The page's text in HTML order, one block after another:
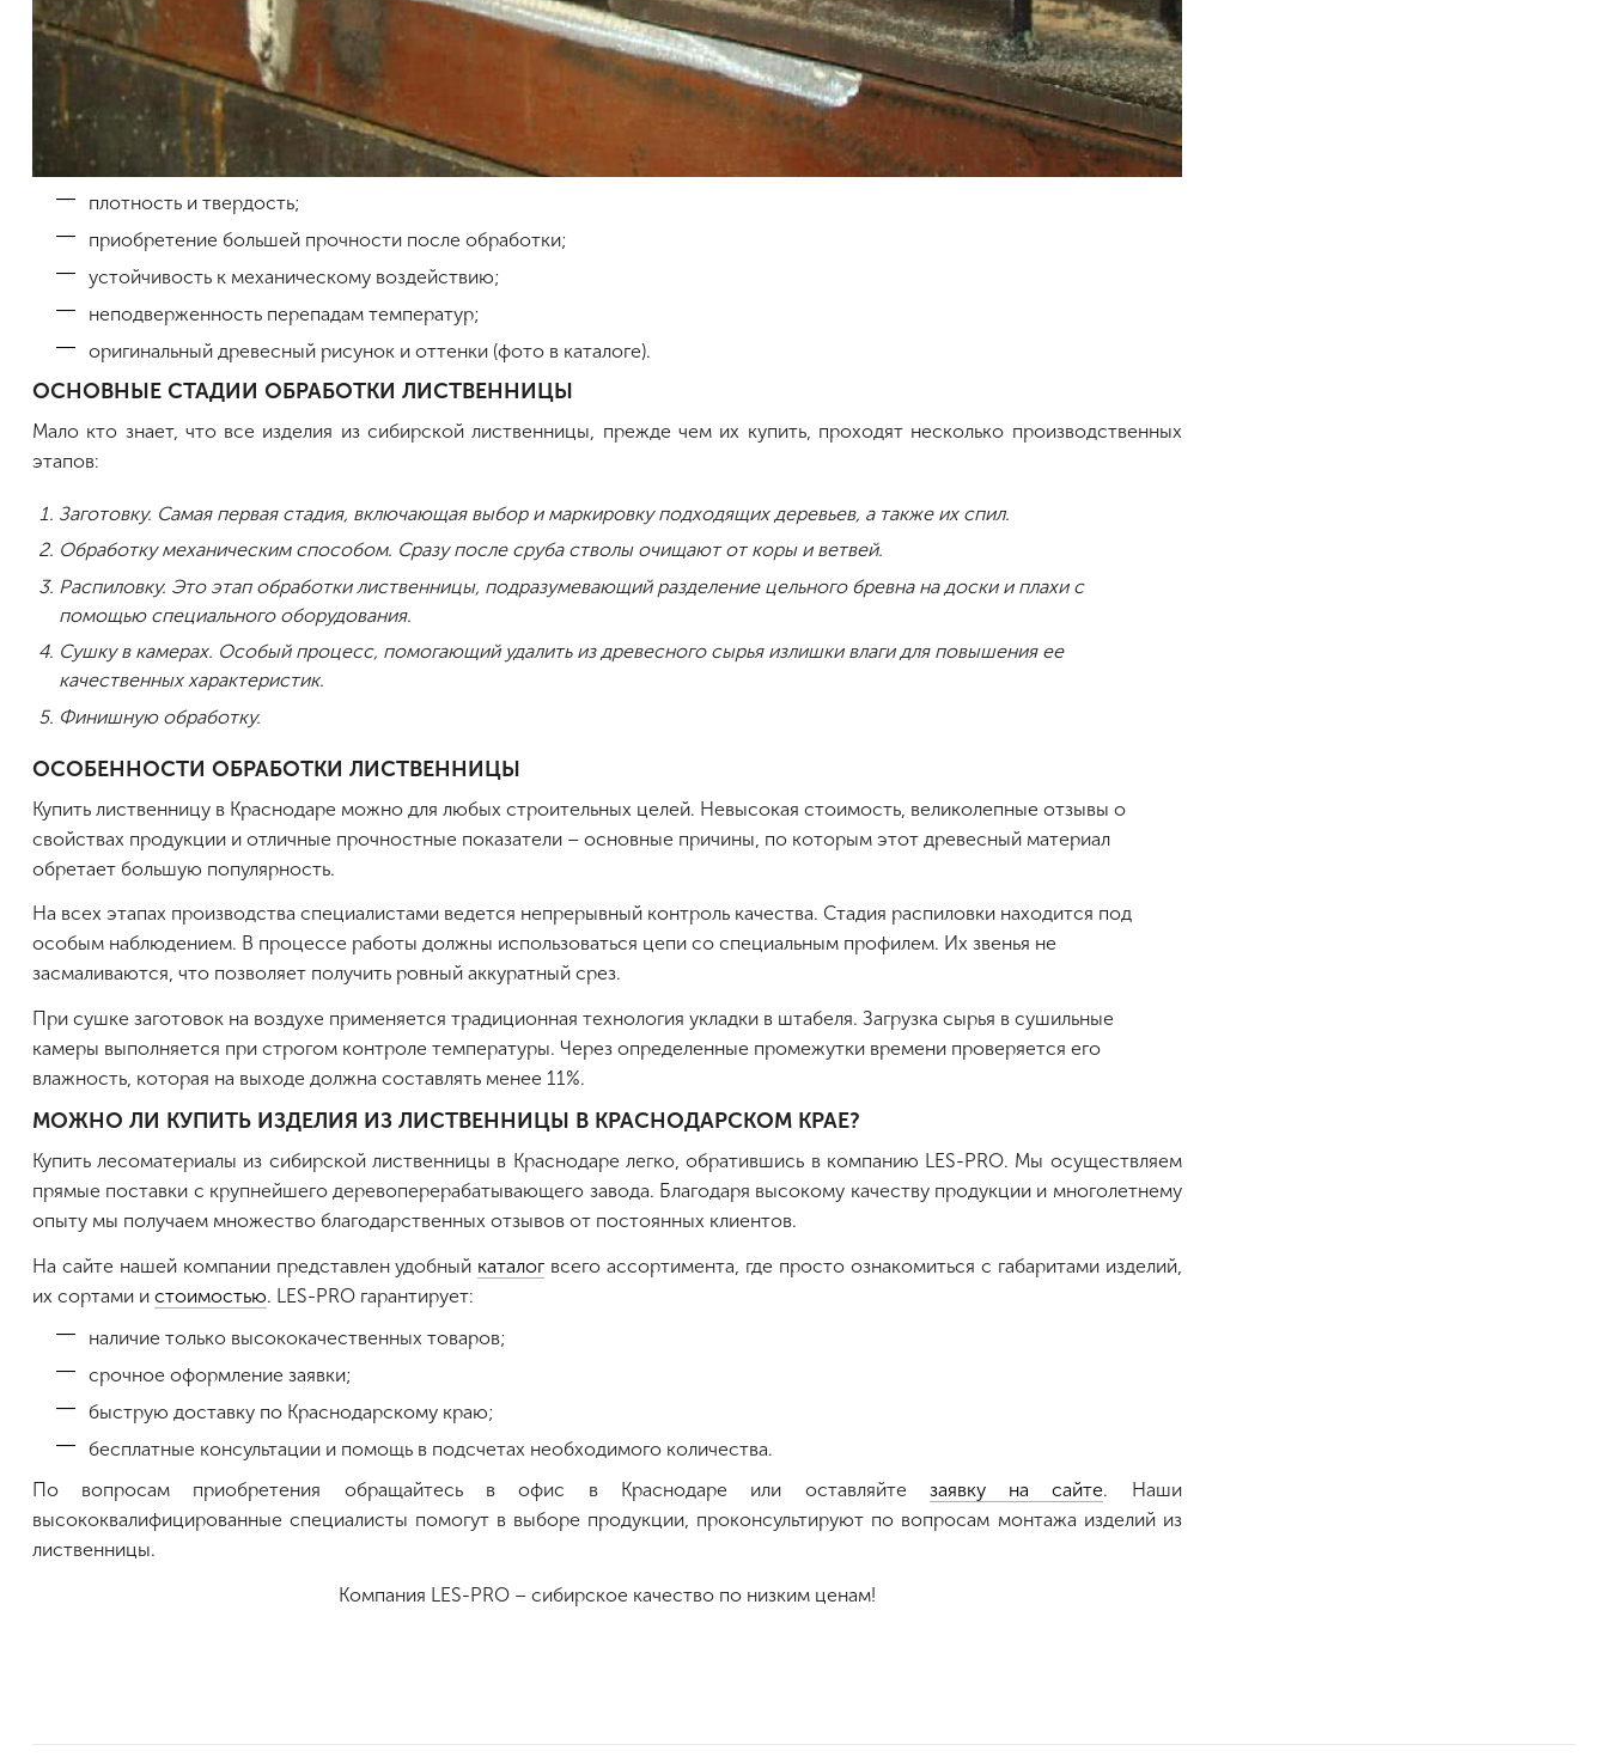
плотность и твердость;
приобретение большей прочности после обработки;
устойчивость к механическому воздействию;
неподверженность перепадам температур;
оригинальный древесный рисунок и оттенки (фото в каталоге).
ОСНОВНЫЕ СТАДИИ ОБРАБОТКИ ЛИСТВЕННИЦЫ
Мало кто знает, что все изделия из сибирской лиственницы, прежде чем их купить, проходят несколько производственных
этапов:
Заготовку. Самая первая стадия, включающая выбор и маркировку подходящих деревьев, а также их спил.
Обработку механическим способом. Сразу после сруба стволы очищают от коры и ветвей.
Распиловку. Это этап обработки лиственницы, подразумевающий разделение цельного бревна на доски и плахи с
помощью специального оборудования.
Сушку в камерах. Особый процесс, помогающий удалить из древесного сырья излишки влаги для повышения ее
качественных характеристик.
Финишную обработку.
ОСОБЕННОСТИ ОБРАБОТКИ ЛИСТВЕННИЦЫ
Купить лиственницу в Краснодаре можно для любых строительных целей. Невысокая стоимость, великолепные отзывы о
свойствах продукции и отличные прочностные показатели – основные причины, по которым этот древесный материал
обретает большую популярность.
На всех этапах производства специалистами ведется непрерывный контроль качества. Стадия распиловки находится под
особым наблюдением. В процессе работы должны использоваться цепи со специальным профилем. Их звенья не
засмаливаются, что позволяет получить ровный аккуратный срез.
При сушке заготовок на воздухе применяется традиционная технология укладки в штабеля. Загрузка сырья в сушильные
камеры выполняется при строгом контроле температуры. Через определенные промежутки времени проверяется его
влажность, которая на выходе должна составлять менее 11%.
МОЖНО ЛИ КУПИТЬ ИЗДЕЛИЯ ИЗ ЛИСТВЕННИЦЫ В КРАСНОДАРСКОМ КРАЕ?
Купить лесоматериалы из сибирской лиственницы в Краснодаре легко, обратившись в компанию LES-PRO. Мы осуществляем
прямые поставки с крупнейшего деревоперерабатывающего завода. Благодаря высокому качеству продукции и многолетнему
опыту мы получаем множество благодарственных отзывов от постоянных клиентов.
На сайте нашей компании представлен удобный каталог всего ассортимента, где просто ознакомиться с габаритами изделий,
их сортами и стоимостью. LES-PRO гарантирует:
наличие только высококачественных товаров;
срочное оформление заявки;
быструю доставку по Краснодарскому краю;
бесплатные консультации и помощь в подсчетах необходимого количества.
По вопросам приобретения обращайтесь в офис в Краснодаре или оставляйте заявку на сайте. Наши
высококвалифицированные специалисты помогут в выборе продукции, проконсультируют по вопросам монтажа изделий из
лиственницы.
Компания LES-PRO – сибирское качество по низким ценам!